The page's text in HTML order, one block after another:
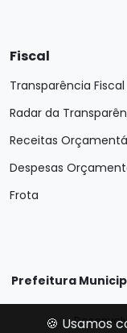
Fiscal
Transparência Fiscal
Radar da
Receitas
Despesas
Frota
Prefeitura
🍪 Usamos